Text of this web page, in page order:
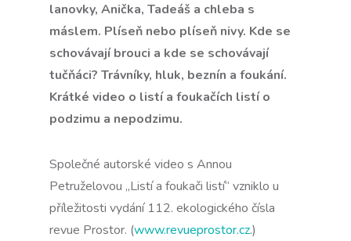
lanovky, Anička, Tadeáš a chleba s
máslem. Plíseň nebo plíseň nivy. Kde se
schovávají brouci a kde se schovávají
tučňáci? Trávníky, hluk, beznín a foukání.
Krátké video o listí a foukačích listí o
podzimu a nepodzimu.
Společné autorské video s Annou
Petruželovou „Listí a foukači listí“ vzniklo u
příležitosti vydání 112. ekologického čísla
revue Prostor. (www.revueprostor.cz.)